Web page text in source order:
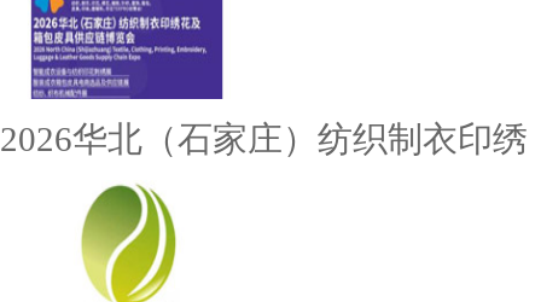
2026华北（石家庄）纺织制衣印绣